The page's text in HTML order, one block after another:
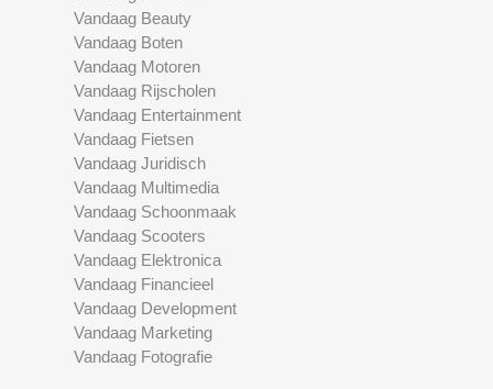
Vandaag Beauty
Vandaag Boten
Vandaag Motoren
Vandaag Rijscholen
Vandaag Entertainment
Vandaag Fietsen
Vandaag Juridisch
Vandaag Multimedia
Vandaag Schoonmaak
Vandaag Scooters
Vandaag Elektronica
Vandaag Financieel
Vandaag Development
Vandaag Marketing
Vandaag Fotografie